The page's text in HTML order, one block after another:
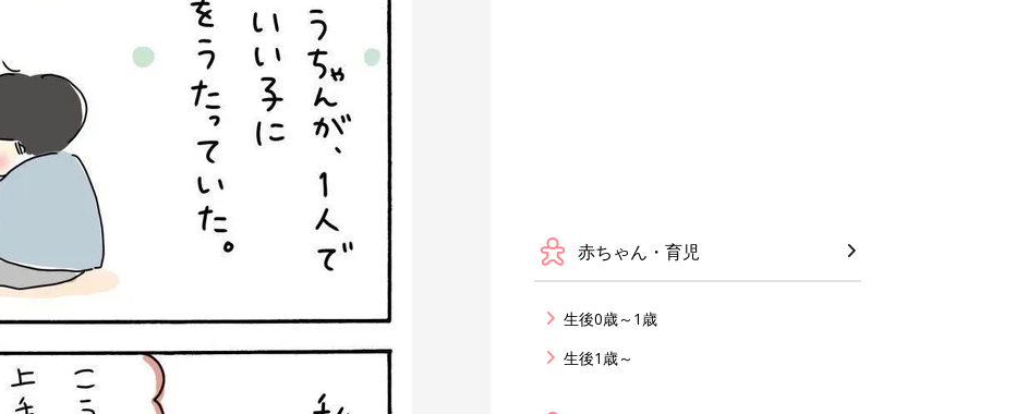
赤ちゃん・育児
生後0歳～1歳
生後1歳～